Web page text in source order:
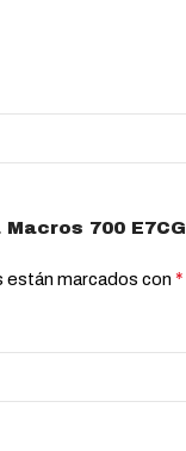
700
marcados con *